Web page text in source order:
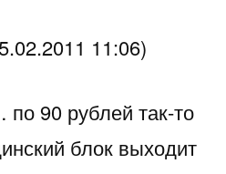
11:06)
90 рублей так-то
блок выходит